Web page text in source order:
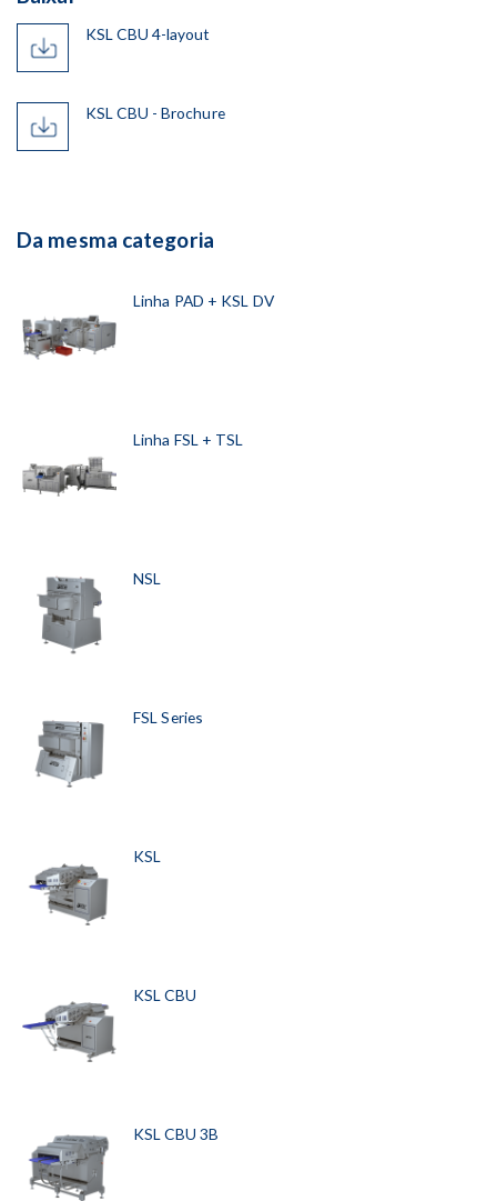
KSL CBU 4-layout
KSL CBU - Brochure
Da mesma categoria
Linha PAD + KSL DV
Linha FSL + TSL
NSL
FSL Series
KSL
KSL CBU
KSL CBU 3B